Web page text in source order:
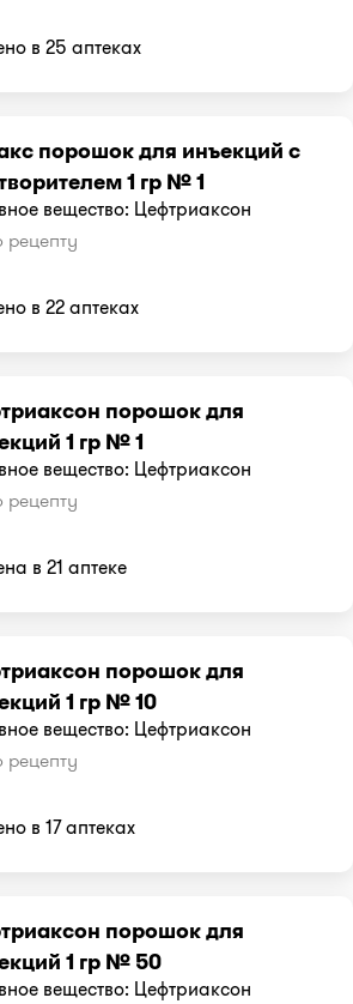
в 25 аптеках
порошок для инъекций с
1 гр № 1
вещество: Цефтриаксон
рецепту
в 22 аптеках
порошок для
1 гр № 1
вещество: Цефтриаксон
рецепту
в 21 аптеке
порошок для
1 гр № 10
вещество: Цефтриаксон
рецепту
в 17 аптеках
порошок для
1 гр № 50
вещество: Цефтриаксон